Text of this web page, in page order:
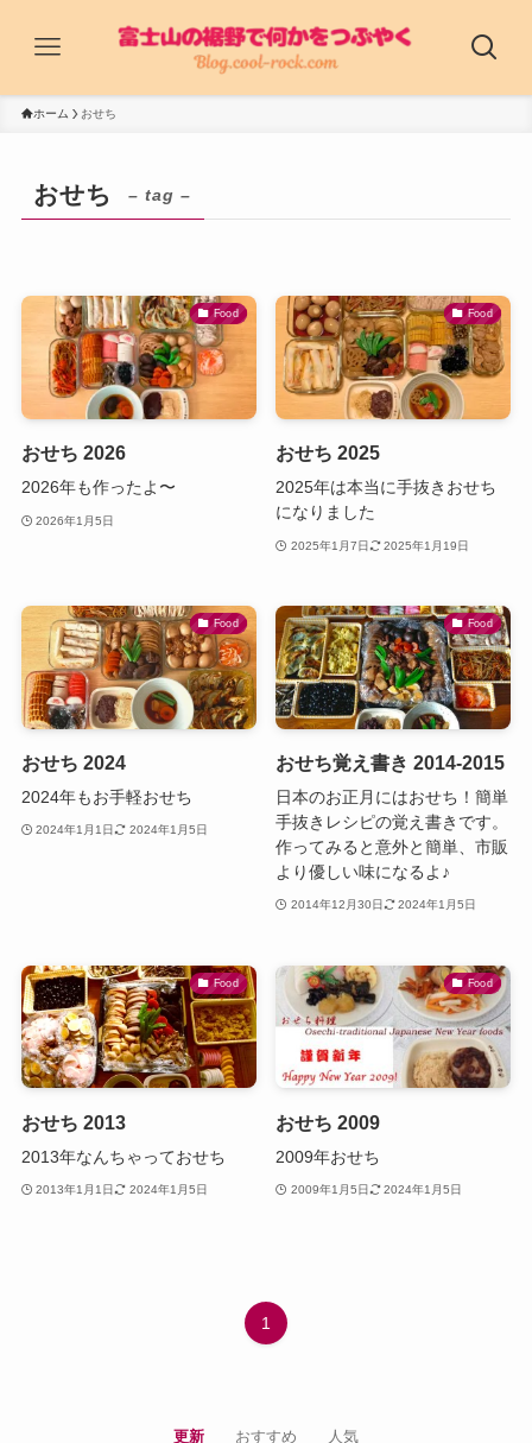
ホーム おせち
おせち – tag –
Food
おせち 2026
2026年も作ったよ〜
2026年1月5日
Food
おせち 2025
2025年は本当に手抜きおせち
になりました
2025年1月7日 2025年1月19日
Food
おせち 2024
2024年もお手軽おせち
2024年1月1日 2024年1月5日
Food
おせち覚え書き 2014-2015
日本のお正月にはおせち！簡単
手抜きレシピの覚え書きです。
作ってみると意外と簡単、市販
より優しい味になるよ♪
2014年12月30日 2024年1月5日
Food
おせち 2013
2013年なんちゃっておせち
2013年1月1日 2024年1月5日
Food
おせち 2009
2009年おせち
2009年1月5日 2024年1月5日
1
更新 おすすめ 人気